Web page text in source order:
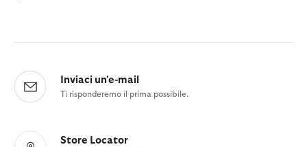
Inviaci un'e-mail
Ti risponderemo il prima possibile.
Store Locator